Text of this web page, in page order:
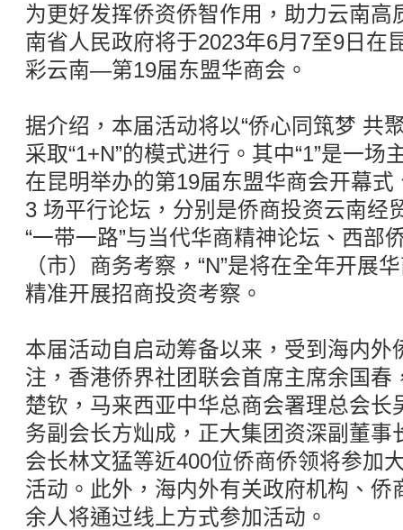
为更好发挥侨资侨智作用，助力云南高
南省人民政府将于2023年6月7至9日在
彩云南—第19届东盟华商会。
据介绍，本届活动将以“侨心同筑梦 共
采取“1+N”的模式进行。其中“1”是一场
在昆明举办的第19届东盟华商会开幕
3 场平行论坛，分别是侨商投资云南经
“一带一路”与当代华商精神论坛、西部
（市）商务考察，“N”是将在全年开展
精准开展招商投资考察。
本届活动自启动筹备以来，受到海内外
注，香港侨界社团联会首席主席余国春
楚钦，马来西亚中华总商会署理总会长
务副会长方灿成，正大集团资深副董事
会长林文猛等近400位侨商侨领将参加
活动。此外，海内外有关政府机构、侨
余人将通过线上方式参加活动。